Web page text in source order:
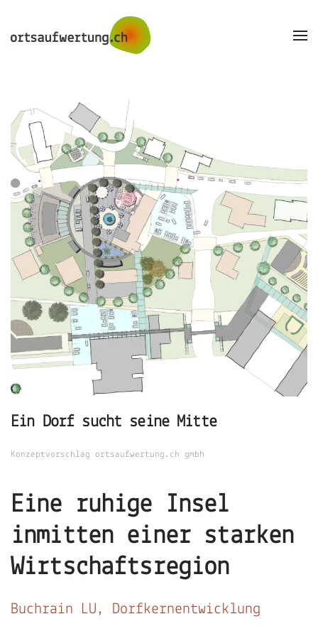
Skip to main content
Ein Dorf sucht seine Mitte
Konzeptvorschlag ortsaufwertung.ch gmbh
Eine ruhige Insel
inmitten einer starken
Wirtschaftsregion
Buchrain LU, Dorfkernentwicklung